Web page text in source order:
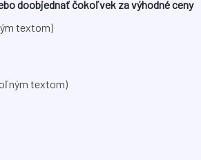
doobjednať čokoľvek za výhodné ceny
textom)
textom)